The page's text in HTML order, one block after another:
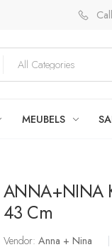
MEUBELS
ANNA+NINA
43 Cm
Vendor: Anna + Nina